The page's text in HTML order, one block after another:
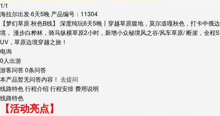
1/1
海拉尔出发·6天5晚 产品编号：11304
【梦幻草原·秋色B线】 深度纯玩6天5晚丨穿越草原腹地，莫尔道嘎秋色，打卡中俄边
境， 漫步白桦林，骑马纵横草原2小时，新增小众秘境风之谷/风车草原/ 断崖，全程S
UV，草原边境穿越之旅！
电询
0人出游
游客问答0条问答
本产品暂无问答内容！ 去提问
线路特色行程介绍 行程安排 费用说明
线路特色
【活动亮点】